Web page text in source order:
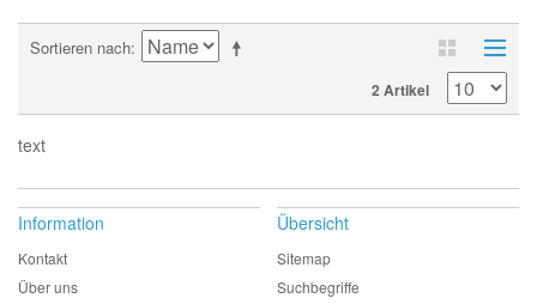
Sortieren nach
2 Artikel
text
Information
Kontakt
Über uns
Übersicht
Sitemap
Suchbegriffe